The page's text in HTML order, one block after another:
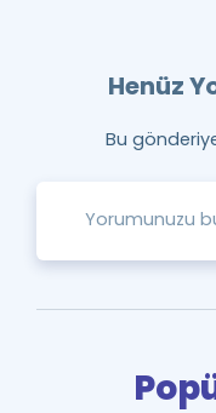
Henüz
Bu